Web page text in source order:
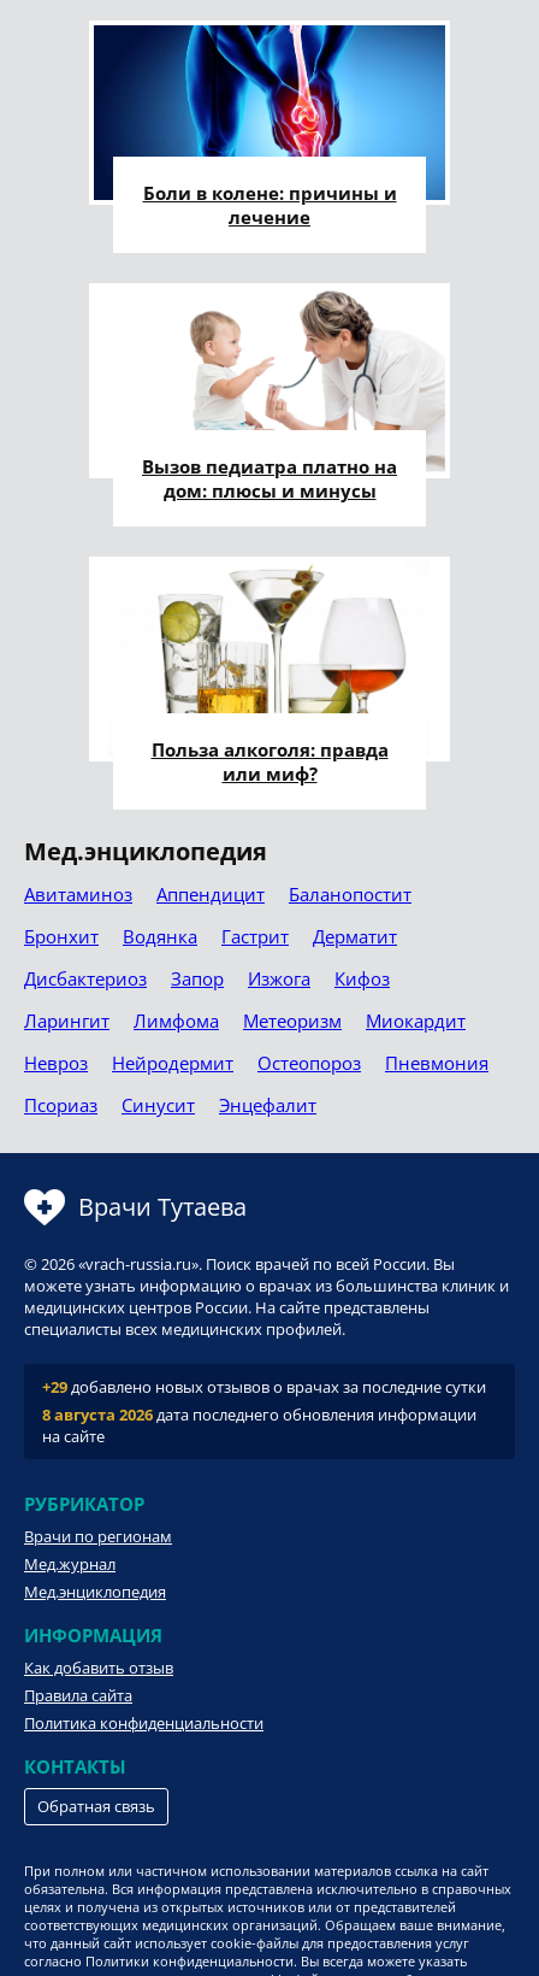
Боли в колене: причины и
лечение
Вызов педиатра платно на
дом: плюсы и минусы
Польза алкоголя: правда
или миф?
Мед.энциклопедия
Авитаминоз Аппендицит
Баланопостит
Бронхит
Водянка Гастрит
Дерматит
Дисбактериоз
Запор Изжога
Кифоз
Ларингит
Лимфома Метеоризм
Миокардит
Невроз
Нейродермит Остеопороз
Пневмония
Псориаз
Синусит Энцефалит
Врачи Тутаева
© 2026 «vrach-russia.ru». Поиск врачей по всей России. Вы
можете узнать информацию о врачах из большинства клиник и
медицинских центров России. На сайте представлены
специалисты всех медицинских профилей.
+29добавлено новых отзывов о врачах за последние сутки
8 августа 2026дата последнего обновления информации
на сайте
РУБРИКАТОР
Врачи по регионам
Мед.журнал
Мед.энциклопедия
ИНФОРМАЦИЯ
Как добавить отзыв
Правила сайта
Политика конфиденциальности
КОНТАКТЫ
Обратная связь
При полном или частичном использовании материалов ссылка на сайт
обязательна. Вся информация представлена исключительно в справочных
целях и получена из открытых источников или от представителей
соответствующих медицинских организаций. Обращаем ваше внимание,
что данный сайт использует cookie-файлы для предоставления услуг
согласно Политики конфиденциальности. Вы всегда можете указать